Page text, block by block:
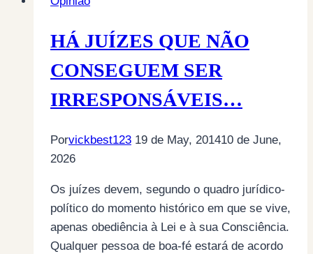
HÁ JUÍZES QUE NÃO
CONSEGUEM SER
IRRESPONSÁVEIS…
Porvickbest123 19 de May, 201410 de June,
2026
Os juízes devem, segundo o quadro jurídico-
político do momento histórico em que se vive,
apenas obediência à Lei e à sua Consciência.
Qualquer pessoa de boa-fé estará de acordo